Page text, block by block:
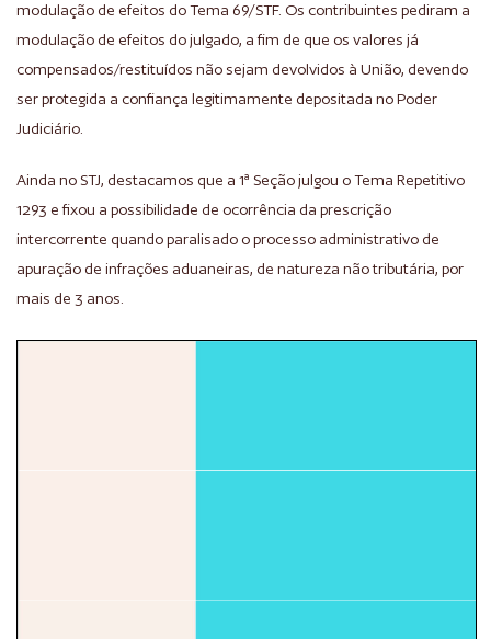
modulação de efeitos do Tema 69/STF. Os contribuintes pediram a
modulação de efeitos do julgado, a fim de que os valores já
compensados/restituídos não sejam devolvidos à União, devendo
ser protegida a confiança legitimamente depositada no Poder
Judiciário.
Ainda no STJ, destacamos que a 1ª Seção julgou o Tema Repetitivo
1293 e fixou a possibilidade de ocorrência da prescrição
intercorrente quando paralisado o processo administrativo de
apuração de infrações aduaneiras, de natureza não tributária, por
mais de 3 anos.